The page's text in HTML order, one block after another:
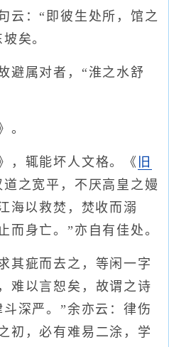
云：“即彼生处所，馆之
矣。
属对者，“淮之水舒
。
，辄能坏人文格。《 旧
之宽平，不厌高皇之嫚
海以救焚，焚收而溺
而身亡。”亦自有佳处。
疵而去之，等闲一字
，难以言恕矣，故谓之诗
深严。”余亦云：律伤
初，必有难易二涂，学